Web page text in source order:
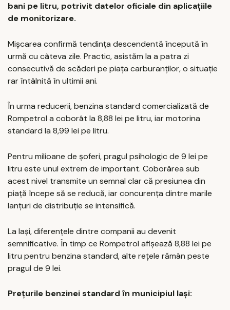
bani pe litru, potrivit datelor oficiale din aplicațiile
de monitorizare.
Mișcarea confirmă tendința descendentă începută în
urmă cu câteva zile. Practic, asistăm la a patra zi
consecutivă de scăderi pe piața carburanților, o situație
rar întâlnită în ultimii ani.
În urma reducerii, benzina standard comercializată de
Rompetrol a coborât la 8,88 lei pe litru, iar motorina
standard la 8,99 lei pe litru.
Pentru milioane de șoferi, pragul psihologic de 9 lei pe
litru este unul extrem de important. Coborârea sub
acest nivel transmite un semnal clar că presiunea din
piață începe să se reducă, iar concurența dintre marile
lanțuri de distribuție se intensifică.
La Iași, diferențele dintre companii au devenit
semnificative. În timp ce Rompetrol afișează 8,88 lei pe
litru pentru benzina standard, alte rețele rămân peste
pragul de 9 lei.
Prețurile benzinei standard în municipiul Iași: